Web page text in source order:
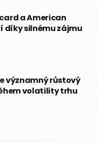
a American
díky silnému zájmu
významný růstový
volatility trhu